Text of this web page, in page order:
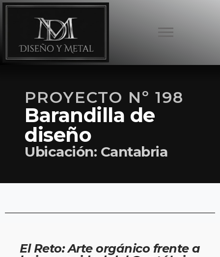
PROYECTO Nº 198
Barandilla de
diseño
Ubicación: Cantabria
El Reto: Arte orgánico frente a